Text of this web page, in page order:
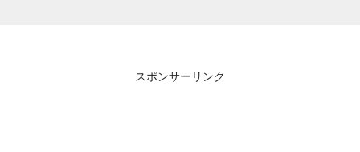
スポンサーリンク